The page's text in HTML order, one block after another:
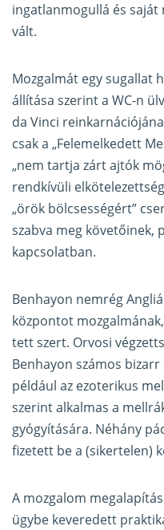
ingatlanmogullá és saját
vált.
Mozgalmát egy sugallat
állítása szerint a WC-n
da Vinci
csak a „Felemelkedett
„nem tartja zárt ajtók
rendkívüli
„örök bölcsességért”
szabva meg követőinek,
kapcsolatban.
Benhayon nemrég
központot
tett szert. Orvosi
Benhayon számos
például az ezoterikus
szerint alkalmas a
gyógyítására. Néhány
fizetett be a (sikertelen)
A mozgalom
ügybe keveredett